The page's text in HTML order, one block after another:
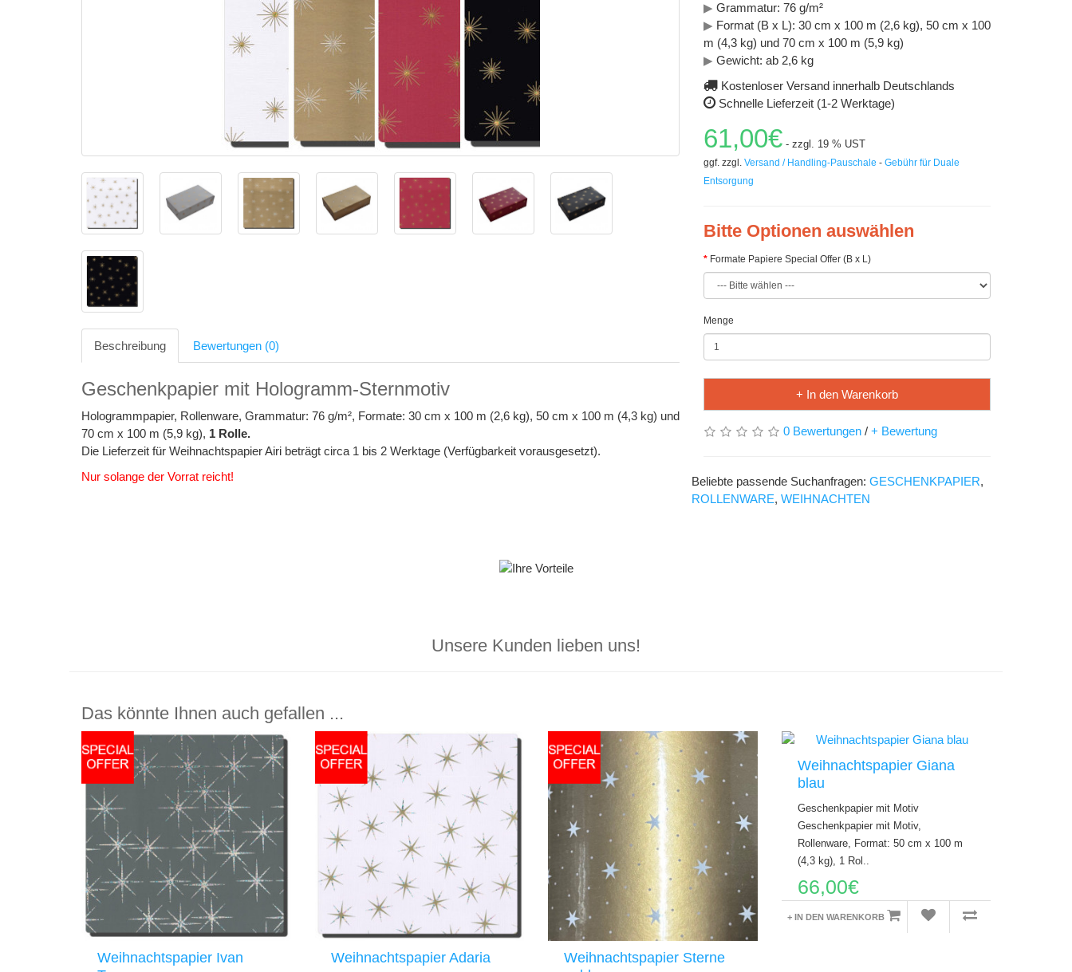
Beschreibung Bewertungen (0)
Geschenkpapier mit Hologramm-Sternmotiv
Hologrammpapier, Rollenware, Grammatur: 76 g/m², Formate: 30 cm x 100 m (2,6 kg), 50 cm x 100 m (4,3 kg) und
70 cm x 100 m (5,9 kg), 1 Rolle.
Die Lieferzeit für Weihnachtspapier Airi beträgt circa 1 bis 2 Werktage (Verfügbarkeit vorausgesetzt).
Nur solange der Vorrat reicht!
▶ Grammatur: 76 g/m²
▶ Format (B x L): 30 cm x 100 m (2,6 kg), 50 cm x 100
m (4,3 kg) und 70 cm x 100 m (5,9 kg)
▶ Gewicht: ab 2,6 kg
Kostenloser Versand innerhalb Deutschlands
Schnelle Lieferzeit (1-2 Werktage)
61,00€ - zzgl. 19 % UST
ggf. zzgl. Versand / Handling-Pauschale - Gebühr für Duale
Entsorgung
Bitte Optionen auswählen
Formate Papiere Special Offer (B x L)
Menge
+ In den Warenkorb
0 Bewertungen / + Bewertung
Beliebte passende Suchanfragen: GESCHENKPAPIER,
ROLLENWARE, WEIHNACHTEN
Unsere Kunden lieben uns!
Das könnte Ihnen auch gefallen ...
Weihnachtspapier Ivan
Weihnachtspapier Adaria
Weihnachtspapier Sterne
Weihnachtspapier Giana
blau
Geschenkpapier mit Motiv
Geschenkpapier mit Motiv,
Rollenware, Format: 50 cm x 100 m
(4,3 kg), 1 Rol..
66,00€
+ IN DEN WARENKORB